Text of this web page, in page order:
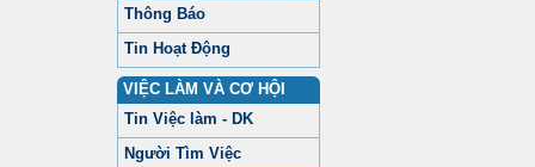
Thông Báo
Tin Hoạt Động
VIỆC LÀM VÀ CƠ HỘI
Tin Việc làm - DK
Người Tìm Việc